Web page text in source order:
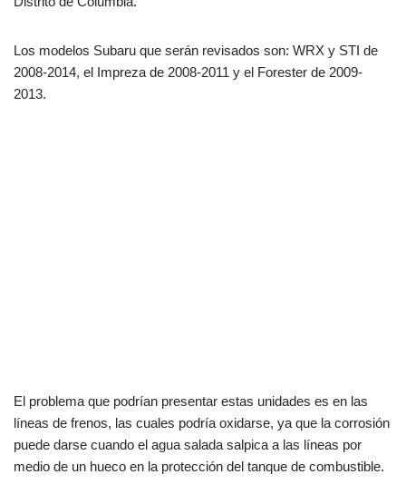
Los modelos Subaru que serán revisados son: WRX y STI de
2008-2014, el Impreza de 2008-2011 y el Forester de 2009-
2013.
El problema que podrían presentar estas unidades es en las
líneas de frenos, las cuales podría oxidarse, ya que la corrosión
puede darse cuando el agua salada salpica a las líneas por
medio de un hueco en la protección del tanque de combustible.